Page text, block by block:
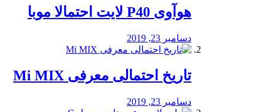
هوآوی P40 لایت احتمالا موبا
دسامبر 23, 2019
تاریخ احتمالی معرفی Mi MIX
دسامبر 23, 2019